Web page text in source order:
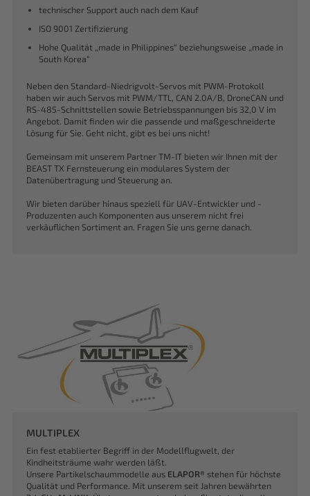
technischer Support auch nach dem Kauf
ISO 9001 Zertifizierung
Hohe Qualität „made in Philippines“ beziehungsweise „made in
South Korea“
Neben den Standard-Niedrigvolt-Servos mit PWM-Protokoll
haben wir auch Servos mit PWM/TTL, CAN 2.0A/B, DroneCAN und
RS-485-Schnittstellen sowie Betriebsspannungen bis 32,0 V im
Angebot. Damit finden wir die passende und maßgeschneiderte
Lösung für Sie. Geht nicht, gibt es bei uns nicht!
Gemeinsam mit unserem Partner TM-IT bieten wir Ihnen mit der
BEAST TX Fernsteuerung ein modulares System der
Datenübertragung und Steuerung an.
Wir bieten darüber hinaus speziell für UAV-Entwickler und -
Produzenten auch Komponenten aus unserem nicht frei
verkäuflichen Sortiment an. Fragen Sie uns gerne danach.
MULTIPLEX
Ein fest etablierter Begriff in der Modellflugwelt, der
Kindheitsträume wahr werden läßt.
Unsere Partikelschaummodelle aus ELAPOR® stehen für höchste
Qualität und Performance. Mit unserem seit Jahren bewährten